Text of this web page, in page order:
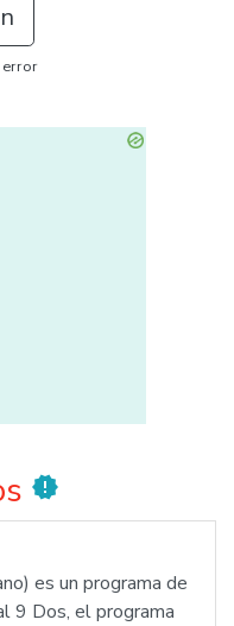
error
new_releases
es un programa de
9 Dos, el programa